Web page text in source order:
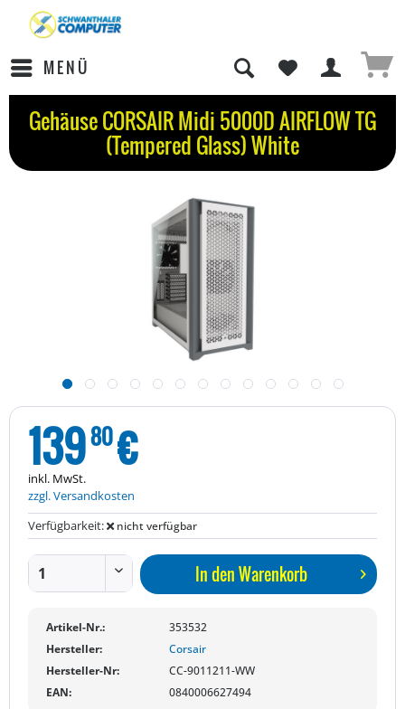
MENÜ
Gehäuse CORSAIR Midi 5000D AIRFLOW TG
(Tempered Glass) White
13980€
inkl. MwSt.
zzgl. Versandkosten
Verfügbarkeit:
nicht verfügbar
In denWarenkorb
Artikel-Nr.:
353532
Hersteller:
Corsair
Hersteller-Nr:
CC-9011211-WW
EAN:
0840006627494